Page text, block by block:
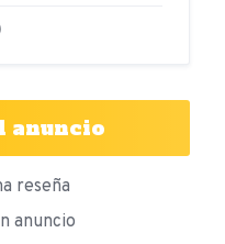
anuncio
reseña
anuncio